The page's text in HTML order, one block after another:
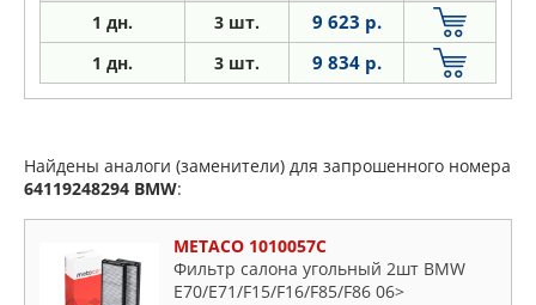
1 дн. 3 шт. 9 623 р.
1 дн. 3 шт. 9 834 р.
Найдены аналоги (заменители) для запрошенного номера
64119248294 BMW:
METACO 1010057C
Фильтр салона угольный 2шт BMW
E70/E71/F15/F16/F85/F86 06>